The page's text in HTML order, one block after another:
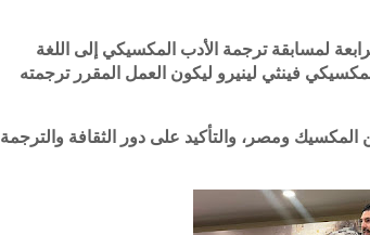
لمسابقة ترجمة الأدب المكسيكي إلى اللغة
فينثي لينيرو ليكون العمل المقرر ترجمته
المكسيك ومصر، والتأكيد على دور الثقافة والترجمة